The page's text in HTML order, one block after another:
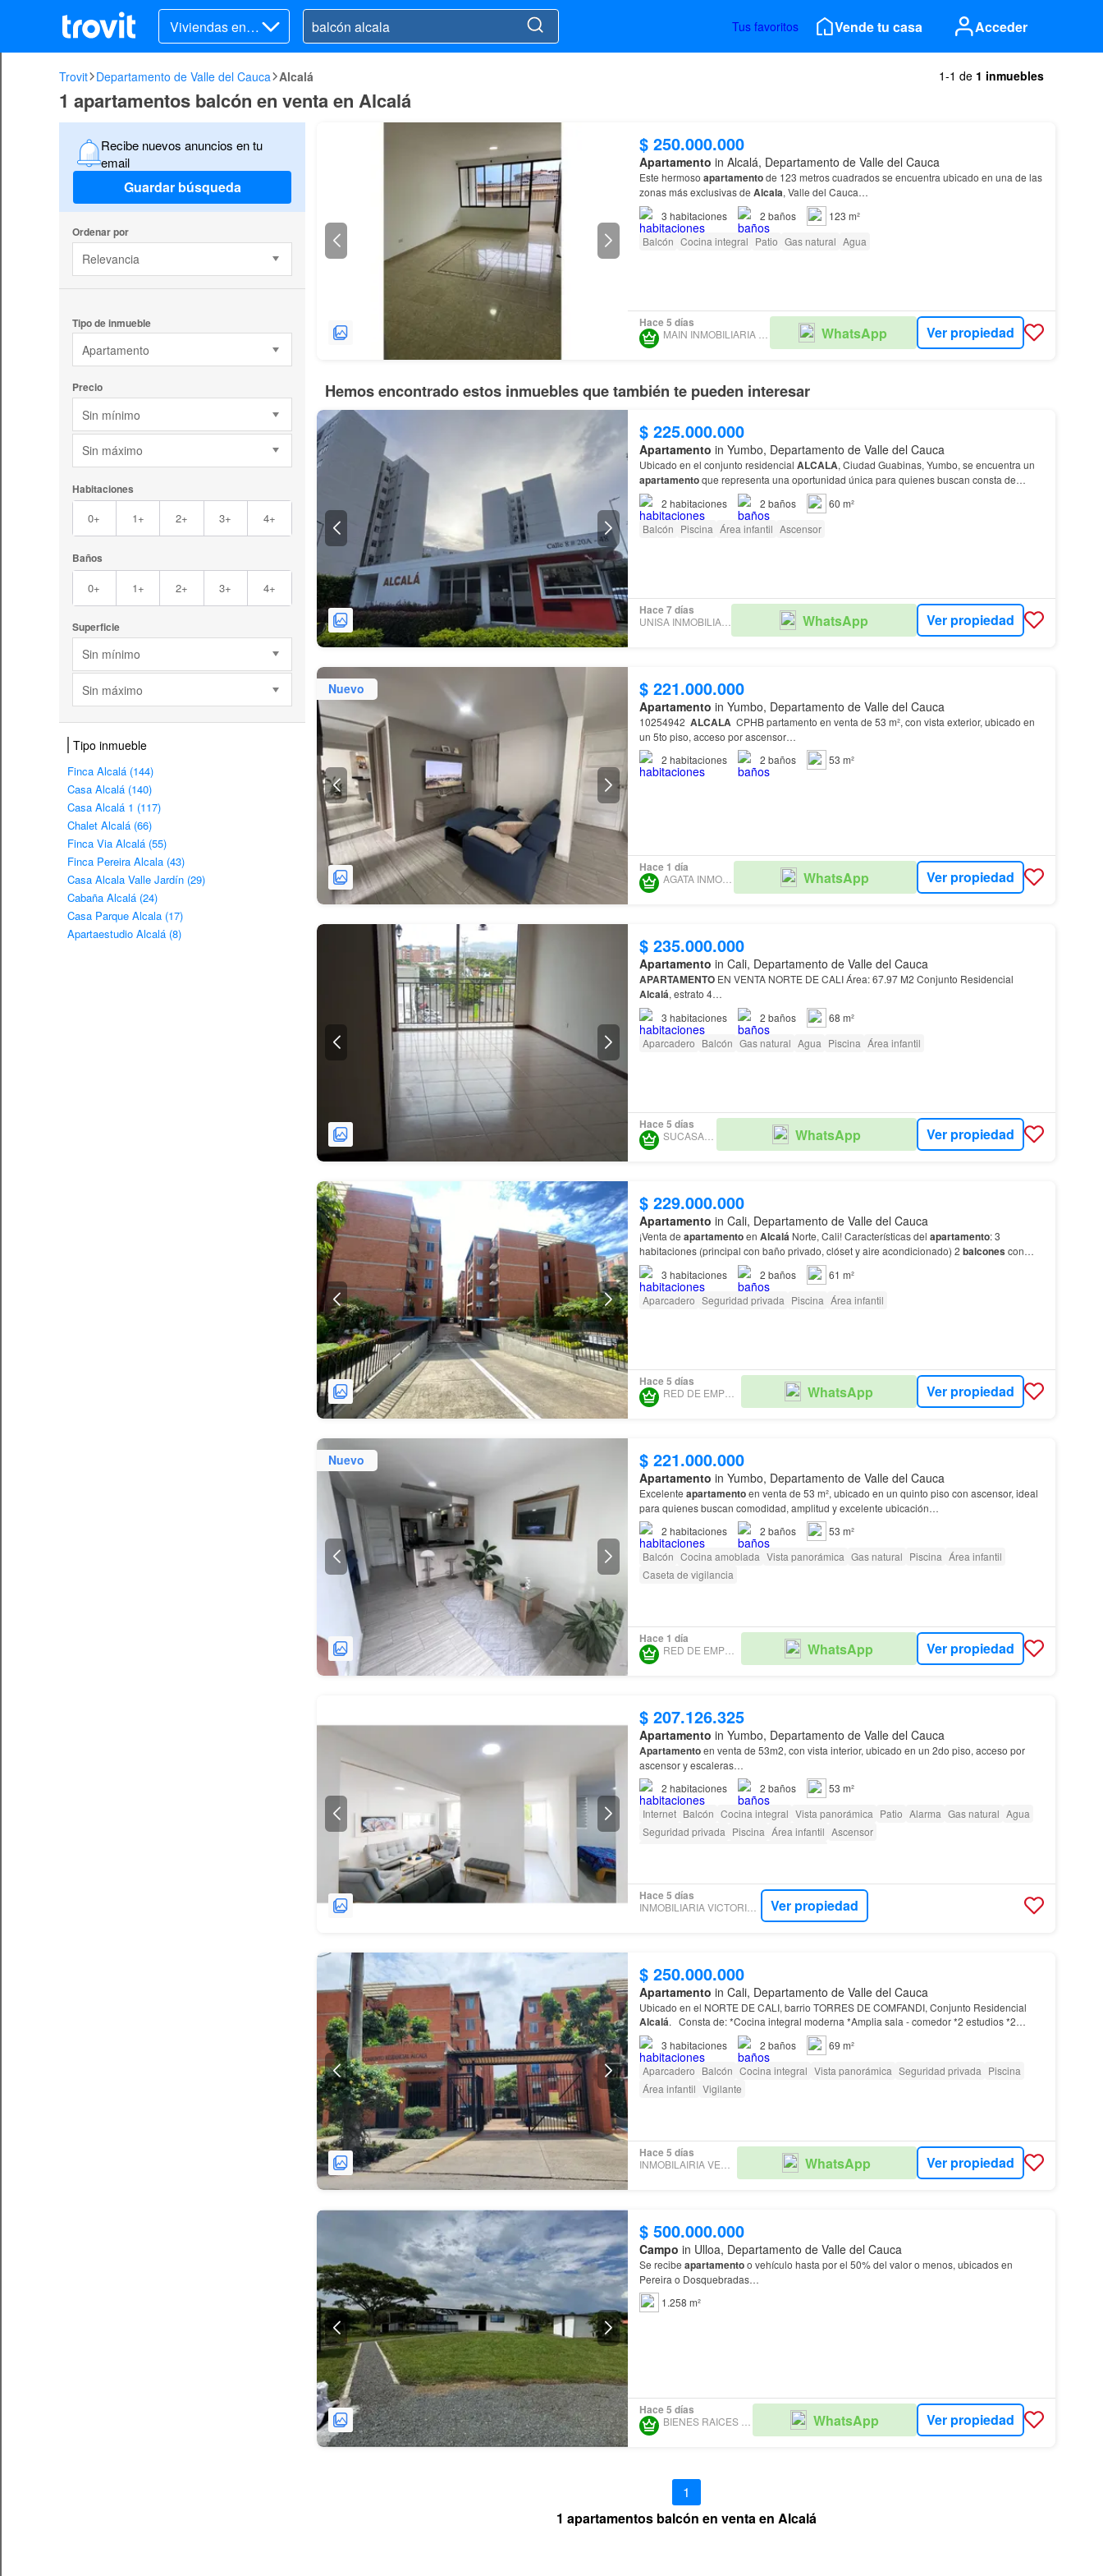
Viviendas en v
enta
Tus favoritos Vende tu casa Acceder
Trovit Departamento de Valle del Cauca Alcalá 1-1 de 1 inmuebles
1 apartamentos balcón en venta en Alcalá
Recibe nuevos anuncios en tu
email
Guardar búsqueda
Ordenar por
Relevancia
Tipo de inmueble
Apartamento
Precio
Sin mínimo
Sin máximo
Habitaciones
0+ 1+ 2+ 3+ 4+
Baños
0+ 1+ 2+ 3+ 4+
Superficie
Sin mínimo
Sin máximo
Tipo inmueble
Finca Alcalá (144)
Casa Alcalá (140)
Casa Alcalá 1 (117)
Chalet Alcalá (66)
Finca Via Alcalá (55)
Finca Pereira Alcala (43)
Casa Alcala Valle Jardín (29)
Cabaña Alcalá (24)
Casa Parque Alcala (17)
Apartaestudio Alcalá (8)
$ 250.000.000
Apartamento in Alcalá, Departamento de Valle del Cauca
Este hermoso apartamentode 123 metros cuadrados se encuentra ubicado en una de las
zonas más exclusivas de Alcala, Valle del Cauca…
3 habitaciones 2 baños
123 m²
Balcón Cocina integral Patio Gas natural Agua
Hace 5 días
MAIN INMOBILIARIA COLOMBIA SAS WhatsApp Ver propiedad
Hemos encontrado estos inmuebles que también te pueden interesar
$ 225.000.000
Apartamento in Yumbo, Departamento de Valle del Cauca
Ubicado en el conjunto residencial ALCALA, Ciudad Guabinas, Yumbo, se encuentra un
apartamentoque representa una oportunidad única para quienes buscan consta de
habitación principal con closet y baño privado, habitación auxi…
2 habitaciones 2 baños
60 m²
Balcón Piscina Área infantil Ascensor
Hace 7 días
UNISA INMOBILIARIA S.A. WhatsApp Ver propiedad
Nuevo $ 221.000.000
Apartamento in Yumbo, Departamento de Valle del Cauca
10254942 ALCALA CPHB partamento en venta de 53 m², con vista exterior, ubicado en
un 5to piso, acceso por ascensor…
2 habitaciones 2 baños 53 m²
Hace 1 día
AGATA INMOBILIARIA WhatsApp Ver propiedad
$ 235.000.000
Apartamento in Cali, Departamento de Valle del Cauca
APARTAMENTO EN VENTA NORTE DE CALI Área: 67.97 M2 Conjunto Residencial
Alcalá, estrato 4…
3 habitaciones 2 baños
68 m²
Aparcadero Balcón Gas natural Agua Piscina Área infantil
Hace 5 días
SUCASABELLA WhatsApp Ver propiedad
$ 229.000.000
Apartamento in Cali, Departamento de Valle del Cauca
¡Venta de apartamentoen Alcalá Norte, Cali! Características del apartamento: 3
habitaciones (principal con baño privado, clóset y aire acondicionado) 2 balcones con
excelente vista Espacio para estudio…
3 habitaciones 2 baños
61 m²
Aparcadero Seguridad privada Piscina Área infantil
Hace 5 días
RED DE EMPRESARIOS WhatsApp Ver propiedad
Nuevo $ 221.000.000
Apartamento in Yumbo, Departamento de Valle del Cauca
Excelente apartamentoen venta de 53 m², ubicado en un quinto piso con ascensor, ideal
para quienes buscan comodidad, amplitud y excelente ubicación…
2 habitaciones 2 baños
53 m²
Balcón Cocina amoblada Vista panorámica Gas natural Piscina Área infantil
Caseta de vigilancia
Hace 1 día
RED DE EMPRESARIOS WhatsApp Ver propiedad
$ 207.126.325
Apartamento in Yumbo, Departamento de Valle del Cauca
Apartamentoen venta de 53m2, con vista interior, ubicado en un 2do piso, acceso por
ascensor y escaleras…
2 habitaciones 2 baños
53 m²
Internet Balcón Cocina integral Vista panorámica Patio Alarma Gas natural Agua
Seguridad privada Piscina Área infantil Ascensor
Hace 5 días
INMOBILIARIA VICTORIA MOSQUERA Ver propiedad
$ 250.000.000
Apartamento in Cali, Departamento de Valle del Cauca
Ubicado en el NORTE DE CALI, barrio TORRES DE COMFANDI, Conjunto Residencial
Alcalá. Consta de: *Cocina integral moderna *Amplia sala - comedor *2 estudios *2
balcones *3 habitaciones *2 baños *Zona de oficios *
3 habitaciones 2 baños
69 m²
Aparcadero Balcón Cocina integral Vista panorámica Seguridad privada Piscina
Área infantil Vigilante
Hace 5 días
WhatsApp Ver propiedad
$ 500.000.000
Campo in Ulloa, Departamento de Valle del Cauca
Se recibe apartamentoo vehículo hasta por el 50% del valor o menos, ubicados en
Pereira o Dosquebradas…
1.258 m²
Hace 5 días
WhatsApp Ver propiedad
1
1 apartamentos balcón en venta en Alcalá